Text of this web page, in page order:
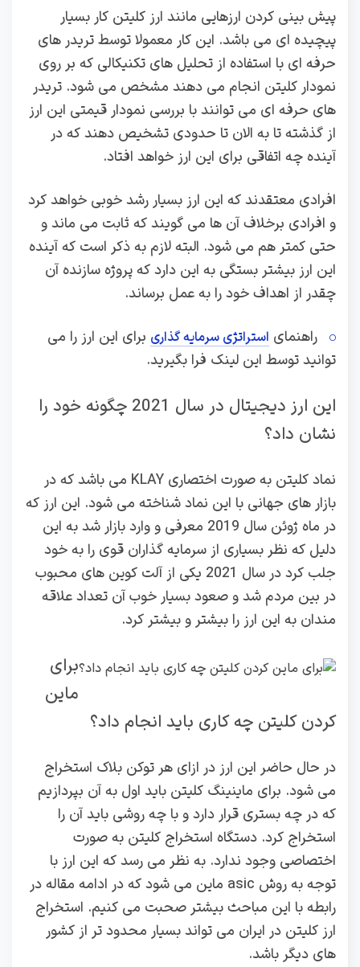
پیش بینی کردن ارزهایی مانند ارز کلیتن کار بسیار
پیچیده ای می باشد. این کار معمولا توسط تریدر های
حرفه ای با استفاده از تحلیل های تکنیکالی که بر روی
نمودار کلیتن انجام می دهند مشخص می شود. تریدر
های حرفه ای می توانند با بررسی نمودار قیمتی این ارز
از گذشته تا به الان تا حدودی تشخیص دهند که در
آینده چه اتفاقی برای این ارز خواهد افتاد.
افرادی معتقدند که این ارز بسیار رشد خوبی خواهد کرد
و افرادی برخلاف آن ها می گویند که ثابت می ماند و
حتی کمتر هم می شود. البته لازم به ذکر است که آینده
این ارز بیشتر بستگی به این دارد که پروژه سازنده آن
چقدر از اهداف خود را به عمل برساند.
راهنمای استراتژی سرمایه گذاری برای این ارز را می
توانید توسط این لینک فرا بگیرید.
این ارز دیجیتال در سال 2021 چگونه خود را
نشان داد؟
نماد کلیتن به صورت اختصاری KLAY می باشد که در
بازار های جهانی با این نماد شناخته می شود. این ارز که
در ماه ژوئن سال 2019 معرفی و وارد بازار شد به این
دلیل که نظر بسیاری از سرمایه گذاران قوی را به خود
جلب کرد در سال 2021 یکی از آلت کوین های محبوب
در بین مردم شد و صعود بسیار خوب آن تعداد علاقه
مندان به این ارز را بیشتر و بیشتر کرد.
برای
ماین
کردن کلیتن چه کاری باید انجام داد؟
در حال حاضر این ارز در ازای هر توکن بلاک استخراج
می شود. برای ماینینگ کلیتن باید اول به آن بپردازیم
که در چه بستری قرار دارد و با چه روشی باید آن را
استخراج کرد. دستگاه استخراج کلیتن به صورت
اختصاصی وجود ندارد. به نظر می رسد که این ارز با
توجه به روش asic ماین می شود که در ادامه مقاله در
رابطه با این مباحث بیشتر صحبت می کنیم. استخراج
ارز کلیتن در ایران می تواند بسیار محدود تر از کشور
های دیگر باشد.